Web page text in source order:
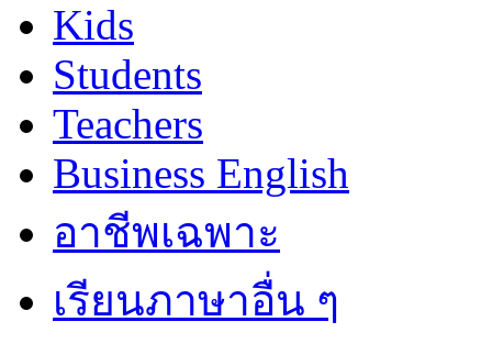
Kids
Students
Teachers
Business English
อาชีพเฉพาะ
เรียนภาษาอื่น ๆ